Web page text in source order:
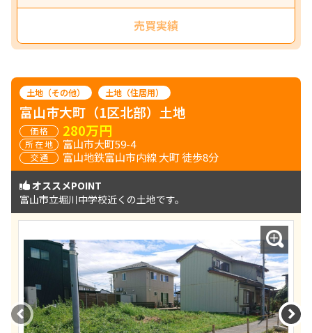
売買実績
土地（その他） 土地（住居用）
富山市大町（1区北部）土地
280万円
富山市大町59-4
富山地鉄富山市内線 大町 徒歩8分
オススメPOINT
富山市立堀川中学校近くの土地です。